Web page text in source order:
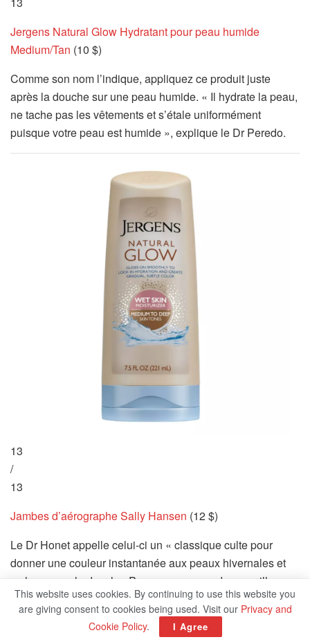
Jergens Natural Glow Hydratant pour peau humide
Medium/Tan (10 $)
Comme son nom l’indique, appliquez ce produit juste
après la douche sur une peau humide. « Il hydrate la peau,
ne tache pas les vêtements et s’étale uniformément
puisque votre peau est humide », explique le Dr Peredo.
13
/
13
Jambes d’aérographe Sally Hansen (12 $)
Le Dr Honet appelle celui-ci un « classique culte pour
donner une couleur instantanée aux peaux hivernales et
se lave sous la douche. Pensez-y comme du maquillage
pour les jambes. Il est disponible en version spray et lotion
avec une variété de profondeurs de couleur. Elle note qu’il
existe également une version lumineuse appelée
This website uses cookies. By continuing to use this website you
are giving consent to cookies being used. Visit our Privacy and
Cookie Policy. I Agree